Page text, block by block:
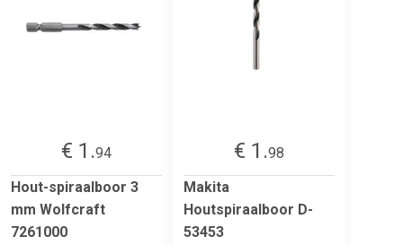
€ 1.94
Hout-spiraalboor 3
mm Wolfcraft
7261000
€ 1.98
Makita
Houtspiraalboor D-
53453